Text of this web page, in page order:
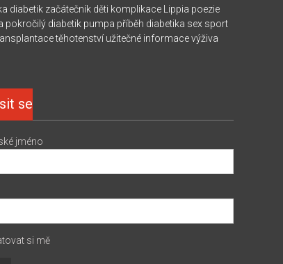
diabetik začátečník děti komplikace Lippia poezie
pokročilý diabetik pumpa příběh diabetika sex sport
těhotenství užitečné informace výživa
se
jméno
si mě